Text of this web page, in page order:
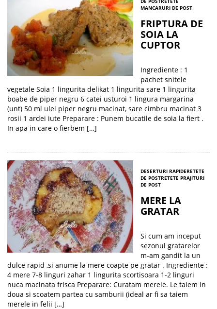
MANCARURI DE POST
FRIPTURA DE
SOIA LA
CUPTOR
Ingrediente : 1
pachet snitele
vegetale Soia 1 lingurita delikat 1 lingurita sare 1 lingurita
boabe de piper negru 6 catei usturoi 1 lingura margarina
(unt) 50 ml ulei piper negru macinat, sare cimbru macinat 3
rosii 1 ardei iute Preparare : Punem bucatile de soia la fiert .
In apa in care o fierbem […]
DESERTURI RAPIDERETETE
DE POSTRETETE PRAJITURI
DE POST
MERE LA
GRATAR
Si cum am inceput
sezonul gratarelor
m-am gandit la un
dulce rapid ,si anume la mere coapte pe gratar . Ingrediente :
4 mere 7-8 linguri zahar 1 lingurita scortisoara 1-2 linguri
nuca macinata frisca Preparare: Curatam merele. Le taiem in
doua si scoatem partea cu samburii (ideal ar fi sa taiem
merele in felii […]